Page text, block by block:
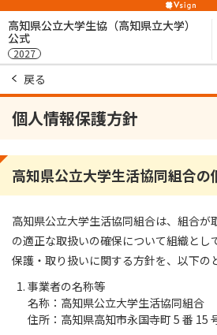
高知県公立大学生協（高知県立大学）
公式
2027
戻る
個人情報保護方針
高知県公立大学生活協同組合
高知県公立大学生活協同組合は、組合が
の適正な取扱いの確保について組織とし
保護・取り扱いに関する方針を、以下の
事業者の名称等
名称：高知県公立大学生活協同組合
住所：高知県高知市永国寺町 5 番 15